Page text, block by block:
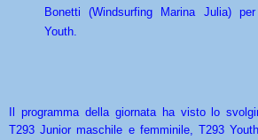
Bonetti (Windsurfing Marina Julia)
Youth.
Il programma della giornata ha visto lo
T293 Junior maschile e femminile, T293